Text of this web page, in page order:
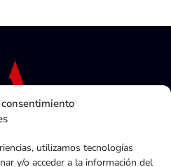
utilizamos tecnologías
y/o acceder a la información del